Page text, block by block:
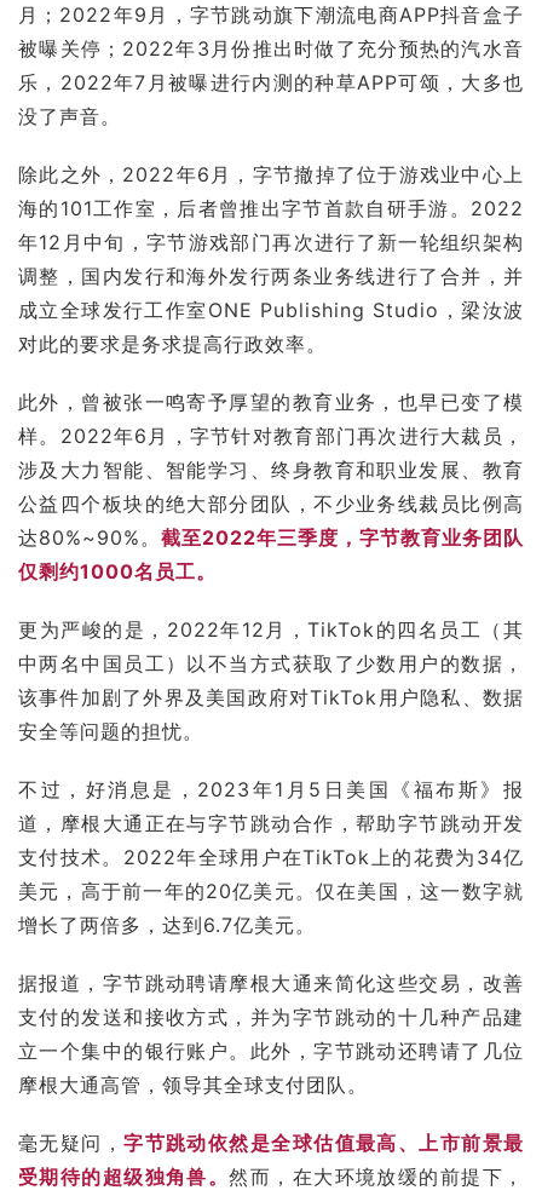
月；2022年9月，字节跳动旗下潮流电商APP抖音盒子
被曝关停；2022年3月份推出时做了充分预热的汽水音
乐，2022年7月被曝进行内测的种草APP可颂，大多也
没了声音。
除此之外，2022年6月，字节撤掉了位于游戏业中心上
海的101工作室，后者曾推出字节首款自研手游。2022
年12月中旬，字节游戏部门再次进行了新一轮组织架构
调整，国内发行和海外发行两条业务线进行了合并，并
成立全球发行工作室ONE Publishing Studio，梁汝波
对此的要求是务求提高行政效率。
此外，曾被张一鸣寄予厚望的教育业务，也早已变了模
样。2022年6月，字节针对教育部门再次进行大裁员，
涉及大力智能、智能学习、终身教育和职业发展、教育
公益四个板块的绝大部分团队，不少业务线裁员比例高
达80%~90%。 截至2022年三季度，字节教育业务团队
仅剩约1000名员工。
更为严峻的是，2022年12月，TikTok的四名员工（其
中两名中国员工）以不当方式获取了少数用户的数据，
该事件加剧了外界及美国政府对TikTok用户隐私、数据
安全等问题的担忧。
不过，好消息是，2023年1月5日美国《 福布斯》报
道， 摩根大通 正在与字节跳动合作，帮助字节跳动开发
支付技术。2022年全球用户在TikTok上的花费为34亿
美元，高于前一年的20亿美元。仅在美国，这一数字就
增长了两倍多，达到6.7亿美元。
据报道，字节跳动聘请摩根大通来简化这些交易，改善
支付的发送和接收方式，并为字节跳动的十几种产品建
立一个集中的银行账户。此外，字节跳动还聘请了几位
摩根大通高管，领导其全球支付团队。
毫无疑问，字节跳动依然是全球估值最高、上市前景最
受期待的超级独角兽。然而，在大环境放缓的前提下，